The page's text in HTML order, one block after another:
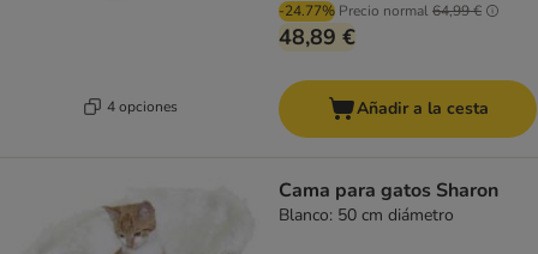
4 opciones
-24.77% Precio normal64,99 €
48,89 €
Añadir a la cesta
Cama para gatos Sharon
Blanco: 50 cm diámetro